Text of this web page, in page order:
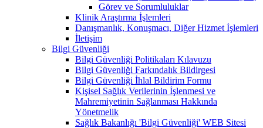
Görev ve Sorumluluklar
Klinik Araştırma İşlemleri
Danışmanlık, Konuşmacı, Diğer Hizmet İşlemleri
İletişim
Bilgi Güvenliği
Bilgi Güvenliği Politikaları Kılavuzu
Bilgi Güvenliği Farkındalık Bildirgesi
Bilgi Güvenliği İhlal Bildirim Formu
Kişisel Sağlık Verilerinin İşlenmesi ve
Mahremiyetinin Sağlanması Hakkında
Yönetmelik
Sağlık Bakanlığı 'Bilgi Güvenliği' WEB Sitesi